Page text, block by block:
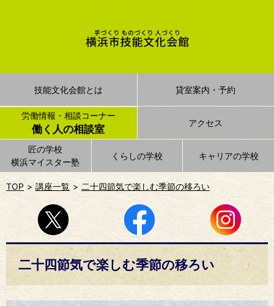
技能文化会館とは 貸室案内・予約
労働情報・相談コーナー
働く人の相談室
匠の学校
横浜マイスター塾
くらしの学校 キャリアの学校
アクセス
TOP 講座一覧 二十四節気で楽しむ季節の移ろい
二十四節気で楽しむ季節の移ろい